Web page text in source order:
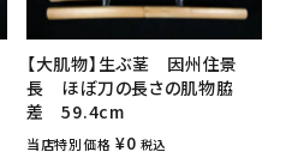
【大肌物】生ぶ茎 因州住景
長 ほぼ刀の長さの肌物脇
差 59.4cm
当店特別価格 ¥0 税込